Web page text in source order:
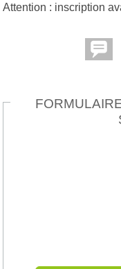
Attention : inscription